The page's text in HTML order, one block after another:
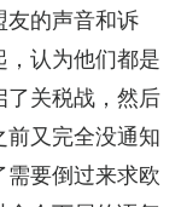
友的声音和诉
认为他们都是
了关税战，然后
前又完全没通知
要倒过来求欧